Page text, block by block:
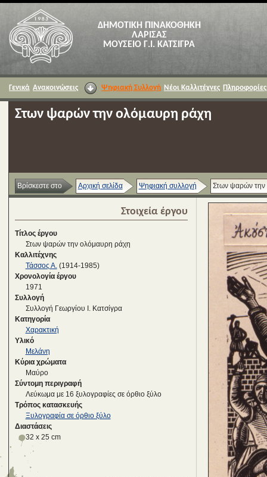
ΔΗΜΟΤΙΚΗ ΠΙΝΑΚΟΘΗΚΗ
ΛΑΡΙΣΑΣ
ΜΟΥΣΕΙΟ Γ.Ι. ΚΑΤΣΙΓΡΑ
Γενικά Ανακοινώσεις Ψηφιακή Συλλογή Νέοι Καλλιτέχνες Πληροφορίες
Στων ψαρών την ολόμαυρη ράχη
Βρίσκεστε στο Αρχική σελίδα Ψηφιακή συλλογή Στων ψαρών
Στοιχεία έργου
Τίτλος έργου
Στων ψαρών την ολόμαυρη ράχη
Καλλιτέχνης
Τάσσος Α.(1914-1985)
Χρονολογία έργου
1971
Συλλογή
Συλλογή Γεωργίου Ι. Κατσίγρα
Κατηγορία
Χαρακτική
Υλικό
Μελάνη
Κύρια χρώματα
Μαύρο
Σύντομη περιγραφή
Λεύκωμα με 16 ξυλογραφίες σε όρθιο ξύλο
Τρόπος κατασκευής
Ξυλογραφία σε όρθιο ξύλο
Διαστάσεις
32 x 25 cm